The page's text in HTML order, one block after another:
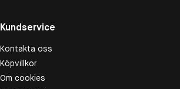
Kundservice
Kontakta oss
Köpvillkor
Om cookies